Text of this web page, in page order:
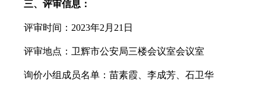
三、 评审信息：
评审时间： 2023年2 月 21 日
评审地点： 卫辉市公安局三楼会议室会议室
询价小组成员名单：苗素霞、李成芳、石卫华